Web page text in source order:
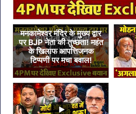
मनकामेश्वर मंदिर के मुख्य द्वार
पर BJP नेता की तुच्छता! महंत
के खिलाफ आपत्तिजनक
टिप्पणी पर मचा बवाल!